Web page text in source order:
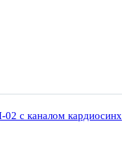
с каналом